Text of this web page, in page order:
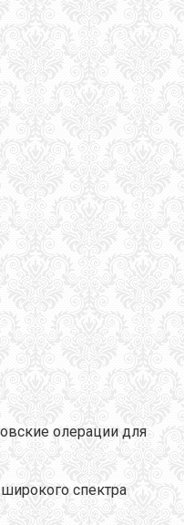
олерации для
спектра